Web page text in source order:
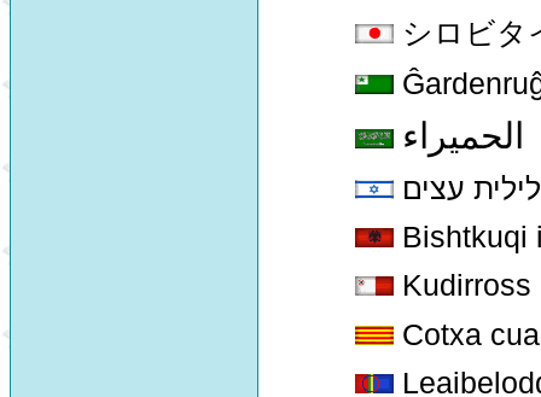
シロビタ
الحميراء
עצים
Bishtkuqi
Kudirross
Cotxa